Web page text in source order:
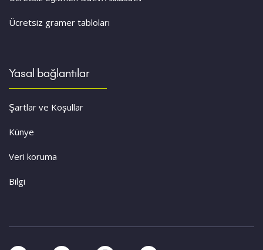
Ücretsiz gramer tabloları
Yasal bağlantılar
Şartlar ve Koşullar
Künye
Veri koruma
Bilgi